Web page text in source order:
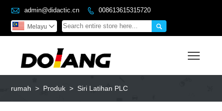
 admin@didactic.cn  008613615315720

Melayu 
rumah > Produk > Siri Latihan PLC